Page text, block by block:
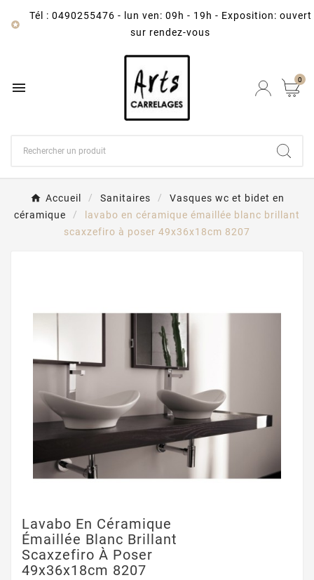

Tél : 0490255476 -
lun ven: 09h - 19h - Exposition: ouvert
sur rendez-vous
 0
Accueil Sanitaires
Vasques wc et bidet en
céramique
lavabo en céramique émaillée blanc brillant
scaxzefiro à poser 49x36x18cm 8207
Lavabo En Céramique
Émaillée Blanc Brillant
Scaxzefiro À Poser
49x36x18cm 8207